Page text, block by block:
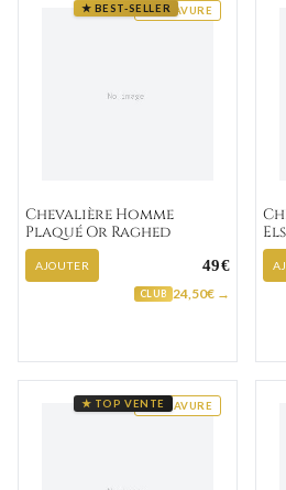
GRAVURE
★ BEST-SELLER
Chevalière Homme
Plaqué Or Raghed
AJOUTER 49€
CLUB 24,50€ →
GRAVURE
★ TOP VENTE